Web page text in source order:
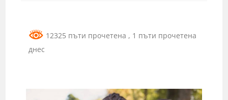
12325 пъти прочетена , 1 пъти прочетена
днес